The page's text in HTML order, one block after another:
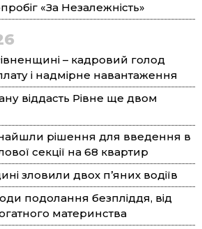
«За Незалежність»
– кадровий голод
і надмірне навантаження
віддасть Рівне ще двом
рішення для введення в
секції на 68 квартир
зловили двох п’яних водіїв
подолання безпліддя, від
материнства